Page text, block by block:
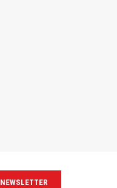
NEWSLETTER